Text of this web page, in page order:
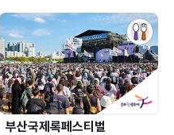
부산국제록페스티벌